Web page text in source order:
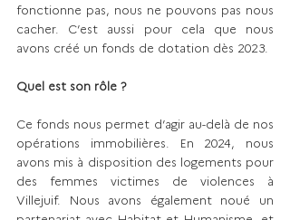
fonctionne pas, nous ne pouvons pas nous
cacher. C’est aussi pour cela que nous
avons créé un fonds de dotation dès 2023.
Quel est son rôle ?
Ce fonds nous permet d’agir au-delà de nos
opérations immobilières. En 2024, nous
avons mis à disposition des logements pour
des femmes victimes de violences à
Villejuif. Nous avons également noué un